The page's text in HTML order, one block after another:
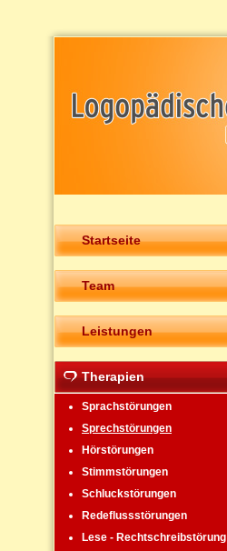
Startseite
Team
Leistungen
Therapien
Sprachstörungen
Sprechstörungen
Hörstörungen
Stimmstörungen
Schluckstörungen
Redeflussstörungen
Lese - Rechtschreibstörung